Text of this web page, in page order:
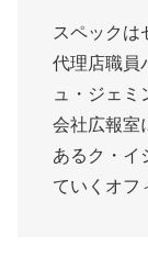
スペックは
代理店職員
ュ・ジェ
会社広報室
あるク・イ
ていくオフ